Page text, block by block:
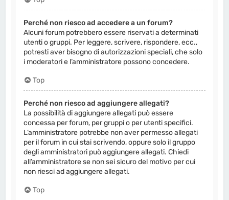
Perché non riesco ad accedere a un forum?
Alcuni forum potrebbero essere riservati a determinati
utenti o gruppi. Per leggere, scrivere, rispondere, ecc.,
potresti aver bisogno di autorizzazioni speciali, che solo
i moderatori e l’amministratore possono concedere.
Top
Perché non riesco ad aggiungere allegati?
La possibilità di aggiungere allegati può essere
concessa per forum, per gruppi o per utenti specifici.
L’amministratore potrebbe non aver permesso allegati
per il forum in cui stai scrivendo, oppure solo il gruppo
degli amministratori può aggiungere allegati. Chiedi
all’amministratore se non sei sicuro del motivo per cui
non riesci ad aggiungere allegati.
Top